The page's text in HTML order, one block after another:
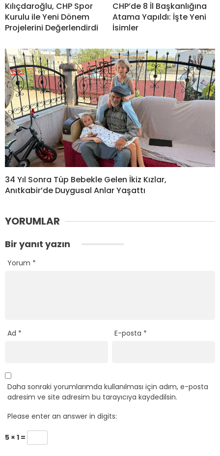
Kılıçdaroğlu, CHP Spor
Kurulu ile Yeni Dönem
Projelerini Değerlendirdi
CHP’de 8 İl Başkanlığına
Atama Yapıldı: İşte Yeni
İsimler
34 Yıl Sonra Tüp Bebekle Gelen İkiz Kızlar,
Anıtkabir’de Duygusal Anlar Yaşattı
YORUMLAR
Bir yanıt yazın
Yorum *
Ad * E-posta *
Daha sonraki yorumlarımda kullanılması için adım, e-posta
adresim ve site adresim bu tarayıcıya kaydedilsin.
Please enter an answer in digits:
5 × 1 =